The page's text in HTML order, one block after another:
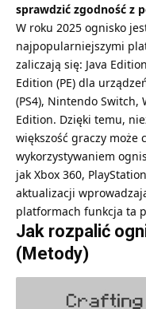
sprawdzić zgodność z
W roku 2025 ognisko
najpopularniejszymi
zaliczają się: Java
Edition (PE) dla
(PS4), Nintendo Switch,
Edition. Dzięki temu,
większość graczy może
wykorzystywaniem
jak Xbox 360,
aktualizacji
platformach funkcja ta
Jak rozpalić
(Metody)